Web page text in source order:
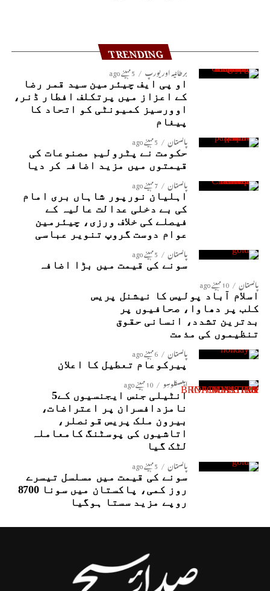
TRENDING
برطانیہ اور یورپ 5 مہینے ago
او پی ایف چیئرمین سید قمر رضا
کے اعزاز میں پرتکلف افطار ڈنر،
اوورسیز کمیونٹی کو اتحاد کا
پیغام
پاکستان 5 مہینے ago
حکومت نے پٹرولیم مصنوعات کی
قیمتوں میں مزید اضافہ کر دیا
پاکستان 7 مہینے ago
اہلیان نورپور شاہاں بری امام
کی بے دخلی عدالت عالیہ کے
فیصلے کی خلاف ورزی، چیئرمین
عوام دوست گروپ تنویر عباسی
پاکستان 5 مہینے ago
سونے کی قیمت میں بڑا اضافہ
پاکستان 10 مہینے ago
اسلام آباد پولیس کا نیشنل پریس
کلب پر دھاوا، صحافیوں پر
بدترین تشدد، انسانی حقوق
تنظیموں کی مذمت
پاکستان 6 مہینے ago
پیرکوعام تعطیل کا اعلان
ایکسکلوسِو 10 مہینے ago
انٹیلی جنس ایجنسیوں کے5
نامزدافسران پر اعتراضات،
بیرون ملک پریس قونصلر،
اتاشیوں کی پوسٹنگ کامعاملہ
لٹک گیا
پاکستان 5 مہینے ago
سونے کی قیمت میں مسلسل تیسرے
روز کمی، پاکستان میں سونا 8700
روپے مزید سستا ہوگیا